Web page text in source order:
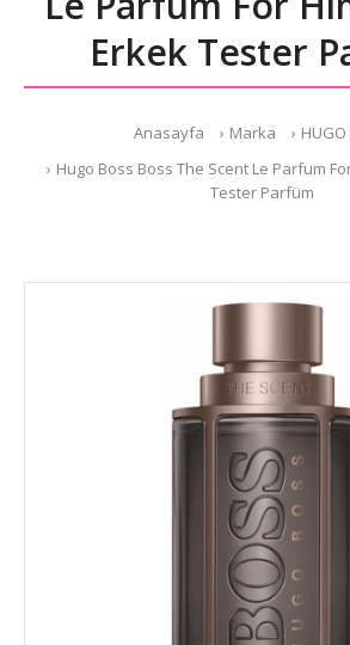
Erkek Tester
Anasayfa Marka
HUGO
Hugo Boss Boss The Scent Le Parfum
Tester Parfüm